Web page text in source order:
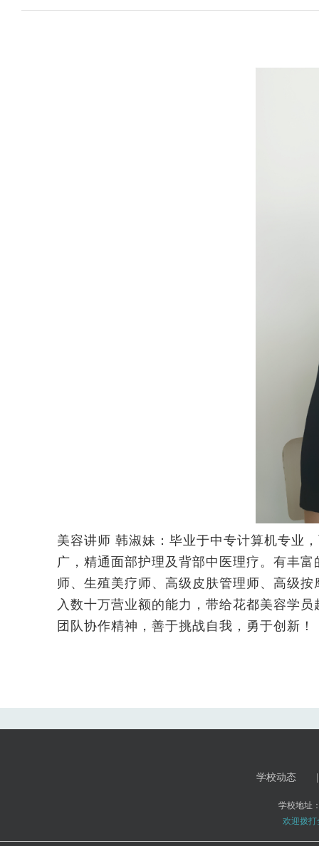
美容讲师 韩淑妹：毕业于中专计算机专业
广，精通面部护理及背部中医理疗。有丰
师、生殖美疗师、高级皮肤管理师、高级
入数十万营业额的能力，带给花都美容学
团队协作精神，善于挑战自我，勇于创新！
学校动态
学校地址
欢迎拨打